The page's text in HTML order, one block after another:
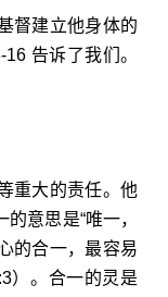
督建立他身体的
16 告诉了我们。
重大的责任。他
意思是“唯一，
的合一，最容易
）。合一的灵是